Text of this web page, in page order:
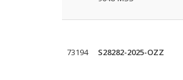
73194 S28282-2025-OZZ